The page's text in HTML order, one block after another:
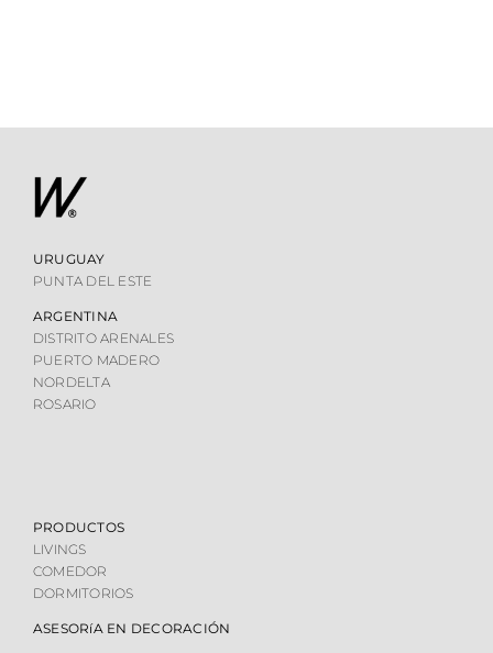
URUGUAY
PUNTA DEL ESTE
ARGENTINA
DISTRITO ARENALES
PUERTO MADERO
NORDELTA
ROSARIO
PRODUCTOS
LIVINGS
COMEDOR
DORMITORIOS
ASESORíA EN DECORACIÓN